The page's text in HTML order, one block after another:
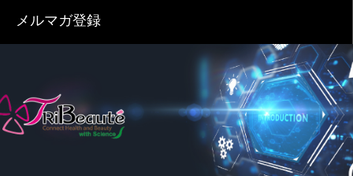
メルマガ登録